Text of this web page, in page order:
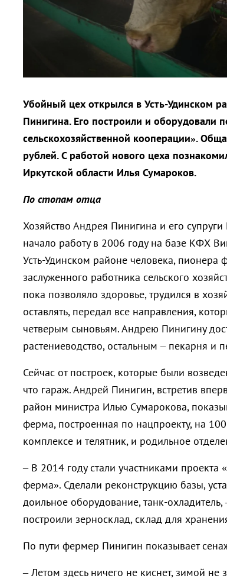
Убойный цех открылся в Усть-Удинском
Пинигина. Его построили и оборудовали
сельскохозяйственной кооперации».
рублей. С работой нового цеха
Иркутской области Илья Сумароков.
По стопам отца
Хозяйство Андрея Пинигина и его
начало работу в 2006 году на базе КФХ
Усть-Удинском районе человека, пионера
заслуженного работника сельского
пока позволяло здоровье, трудился в
оставлять, передал все направления,
четверым сыновьям. Андрею Пинигину
растениеводство, остальным – пекарня и
Сейчас от построек, которые были
что гараж. Андрей Пинигин, встретив
район министра Илью Сумарокова,
ферма, построенная по нацпроекту, на
комплексе и телятник, и родильное
– В 2014 году стали участниками проекта
ферма». Сделали реконструкцию базы,
доильное оборудование, танк-
построили зерносклад, склад для
По пути фермер Пинигин показывает
– Летом здесь ничего не киснет, зимой не